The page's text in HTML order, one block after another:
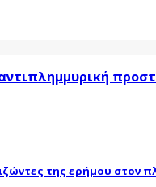
της ερήμου στον